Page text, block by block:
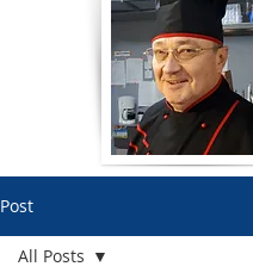
Post
All Posts